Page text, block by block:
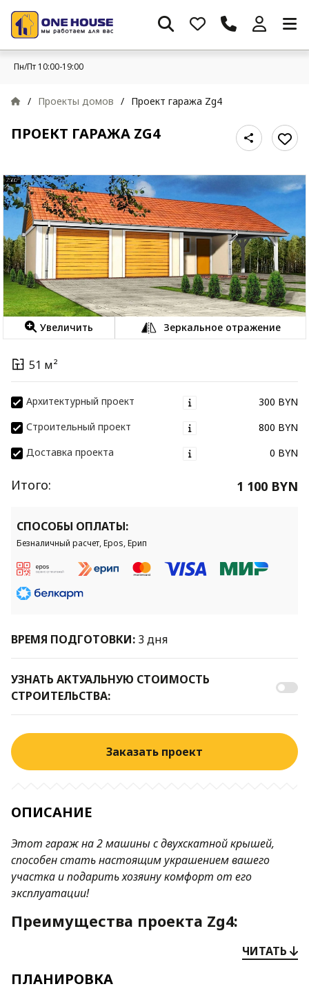
Пн/Пт 10:00-19:00
/ Проекты домов / Проект гаража Zg4
ПРОЕКТ ГАРАЖА ZG4
Увеличить Зеркальное отражение
51 м²
Архитектурный проект
300 BYN
Строительный проект
800 BYN
Доставка проекта
0 BYN
Итого: 1 100 BYN
СПОСОБЫ ОПЛАТЫ:
Безналичный расчет, Epos, Ерип
ВРЕМЯ ПОДГОТОВКИ: 3 дня
УЗНАТЬ АКТУАЛЬНУЮ СТОИМОСТЬ
СТРОИТЕЛЬСТВА:
Заказать проект
ОПИСАНИЕ
Этот гараж на 2 машины с двухскатной крышей,
способен стать настоящим украшением вашего
участка и подарить хозяину комфорт от его
эксплуатации!
Преимущества проекта Zg4:
Гараж создан в таких пропорциях, которые
позволят без стеснения припарковать два
автомобиля.
ЧИТАТЬ
ПЛАНИРОВКА